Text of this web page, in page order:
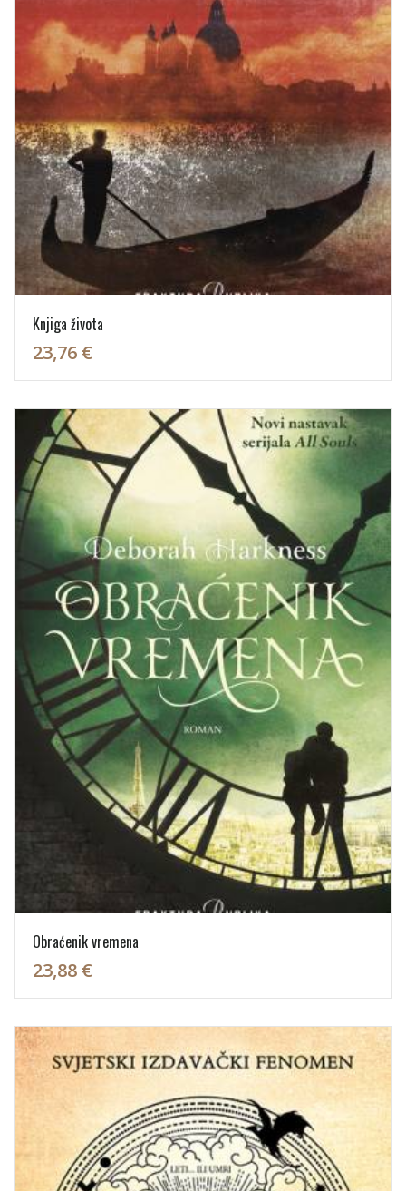
Knjiga života
23,76 €
Obraćenik vremena
23,88 €